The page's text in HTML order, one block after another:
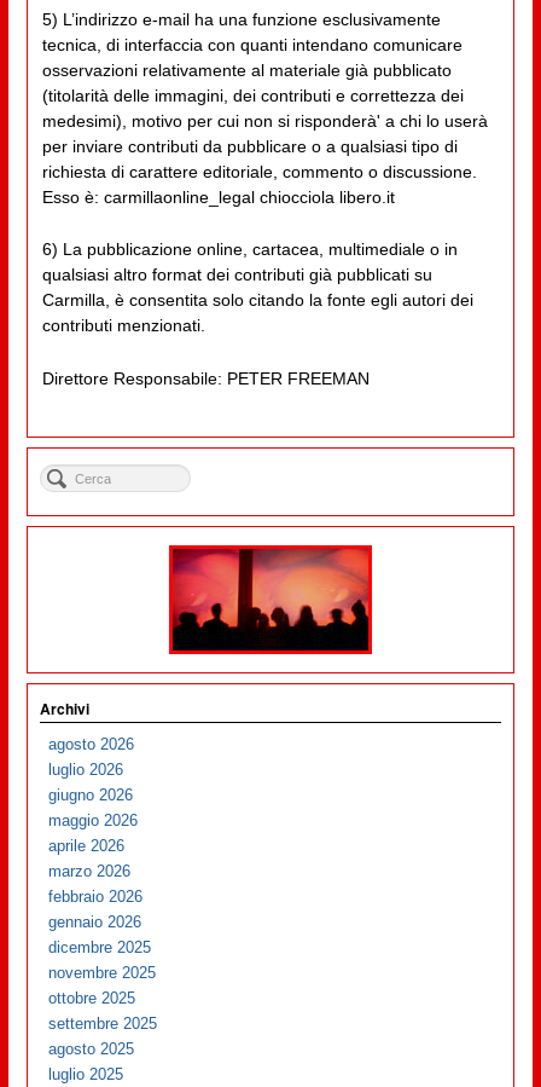
5) L’indirizzo e-mail ha una funzione esclusivamente
tecnica, di interfaccia con quanti intendano comunicare
osservazioni relativamente al materiale già pubblicato
(titolarità delle immagini, dei contributi e correttezza dei
medesimi), motivo per cui non si risponderà' a chi lo userà
per inviare contributi da pubblicare o a qualsiasi tipo di
richiesta di carattere editoriale, commento o discussione.
Esso è: carmillaonline_legal chiocciola libero.it
6) La pubblicazione online, cartacea, multimediale o in
qualsiasi altro format dei contributi già pubblicati su
Carmilla, è consentita solo citando la fonte egli autori dei
contributi menzionati.
Direttore Responsabile: PETER FREEMAN
Archivi
agosto 2026
luglio 2026
giugno 2026
maggio 2026
aprile 2026
marzo 2026
febbraio 2026
gennaio 2026
dicembre 2025
novembre 2025
ottobre 2025
settembre 2025
agosto 2025
luglio 2025